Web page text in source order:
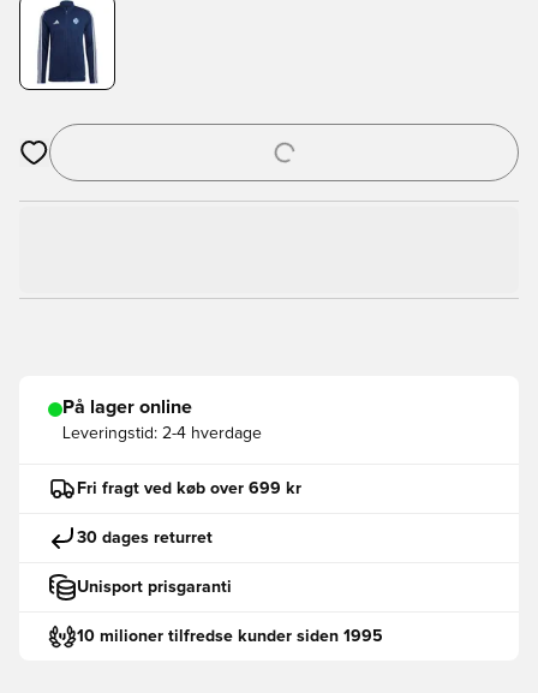
Åbner en Modal til at logge ind eller tilmelde dig som medlem
På lager online
Leveringstid: 2-4 hverdage
Fri fragt ved køb over 699 kr
30 dages returret
Unisport prisgaranti
10 milioner tilfredse kunder siden 1995